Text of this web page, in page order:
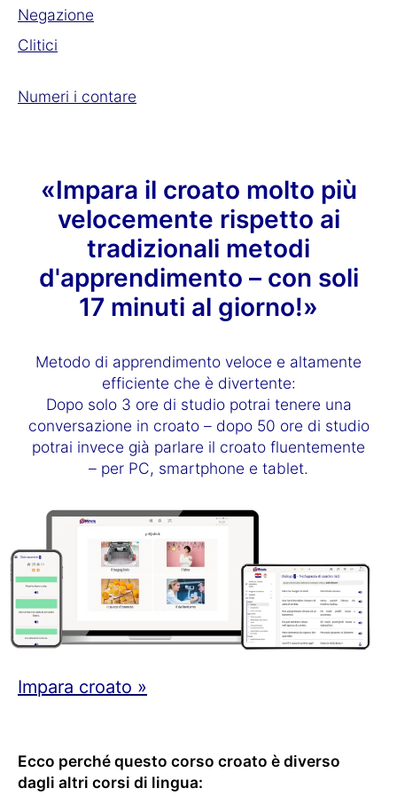
Negazione
Clitici
Numeri i contare
«Impara il croato molto più
velocemente rispetto ai
tradizionali metodi
d'apprendimento – con soli
17 minuti al giorno!»
Metodo di apprendimento veloce e altamente
efficiente che è divertente:
Dopo solo 3 ore di studio potrai tenere una
conversazione in croato – dopo 50 ore di studio
potrai invece già parlare il croato fluentemente
– per PC, smartphone e tablet.
Impara croato »
Ecco perché questo corso croato è diverso
dagli altri corsi di lingua: